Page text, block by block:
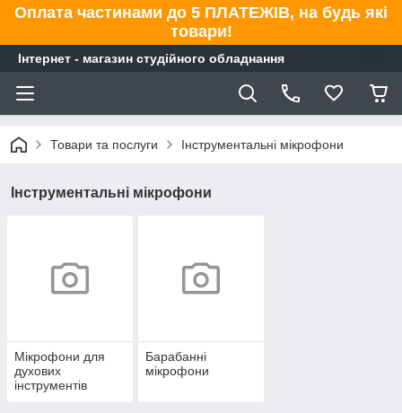
Оплата частинами до 5 ПЛАТЕЖІВ, на будь які
товари!
Інтернет - магазин студійного обладнання
Товари та послуги Інструментальні мікрофони
Інструментальні мікрофони
Мікрофони для
духових
інструментів
Барабанні
мікрофони